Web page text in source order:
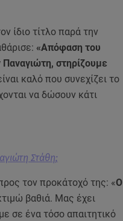
ίδιο τίτλο παρά την
«Απόφαση του
Παναγιώτη, στηρίζουμε
καλό που συνεχίζει το
να δώσουν κάτι
Στάθη;
τον προκάτοχό της: «Ο
βαθιά. Μας έχει
σε ένα τόσο απαιτητικό